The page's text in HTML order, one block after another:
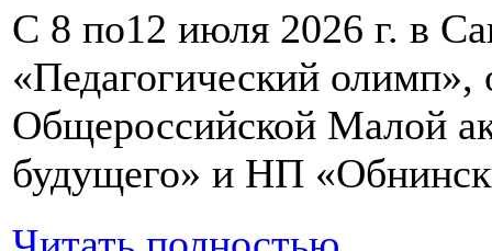
С 8 по12 июля 2026 г. в
«Педагогический олимп»,
Общероссийской Малой
будущего» и НП